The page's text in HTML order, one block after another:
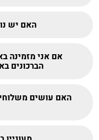
האם יש
אם אני מזמינה
הברכונים
האם עושים